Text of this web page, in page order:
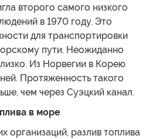
второго самого низкого
в 1970 году. Это
для транспортировки
пути. Неожиданно
Из Норвегии в Корею
Протяженность такого
чем через Суэцкий канал.
в море
организаций, разлив топлива